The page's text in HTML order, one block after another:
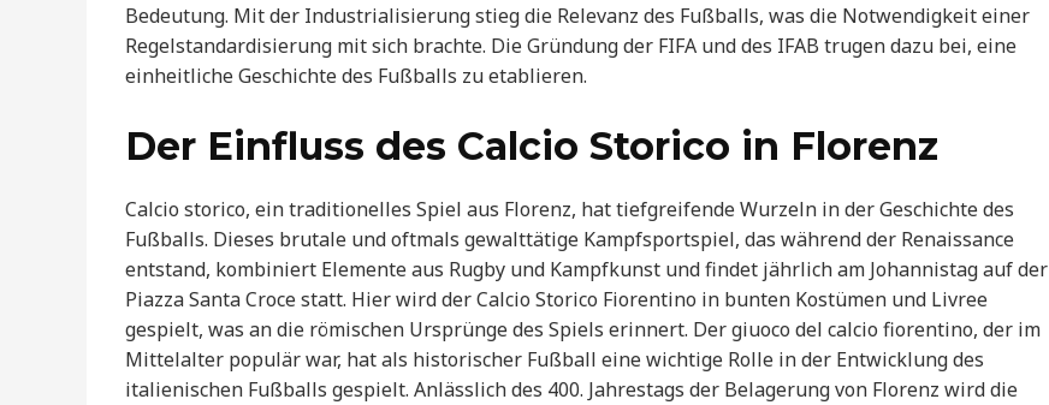
Bedeutung. Mit der Industrialisierung stieg die Relevanz des Fußballs, was die Notwendigkeit einer
Regelstandardisierung mit sich brachte. Die Gründung der FIFA und des IFAB trugen dazu bei, eine
einheitliche Geschichte des Fußballs zu etablieren.
Der Einfluss des Calcio Storico in Florenz
Calcio storico, ein traditionelles Spiel aus Florenz, hat tiefgreifende Wurzeln in der Geschichte des
Fußballs. Dieses brutale und oftmals gewalttätige Kampfsportspiel, das während der Renaissance
entstand, kombiniert Elemente aus Rugby und Kampfkunst und findet jährlich am Johannistag auf der
Piazza Santa Croce statt. Hier wird der Calcio Storico Fiorentino in bunten Kostümen und Livree
gespielt, was an die römischen Ursprünge des Spiels erinnert. Der giuoco del calcio fiorentino, der im
Mittelalter populär war, hat als historischer Fußball eine wichtige Rolle in der Entwicklung des
italienischen Fußballs gespielt. Anlässlich des 400. Jahrestags der Belagerung von Florenz wird die